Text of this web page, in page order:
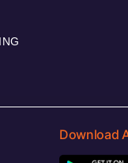
Download